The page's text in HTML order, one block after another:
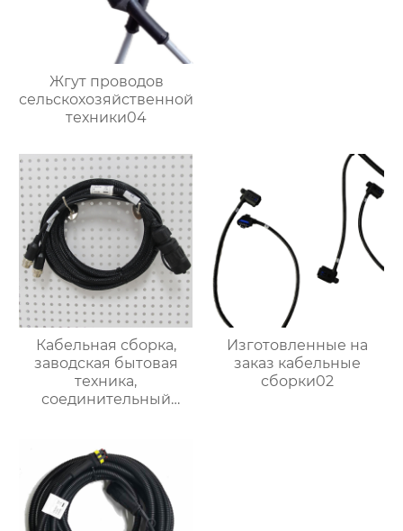
Жгут проводов
сельскохозяйственной
техники04
Кабельная сборка,
заводская бытовая
техника,
соединительный
Изготовленные на
заказ кабельные
сборки02